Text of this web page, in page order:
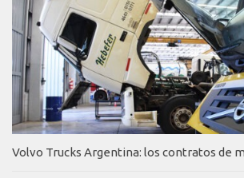
Volvo Trucks Argentina: los contratos de